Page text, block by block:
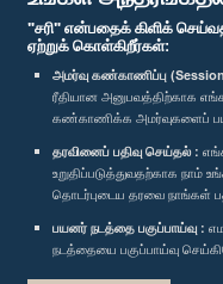
"சரி" என்பதைக் கிளிக்
ஏற்றுக் கொள்கிறீர்கள்:
அமர்வு கண்காணிப்பு
ரீதியான அனுபவத்திற்காக
கண்காணிக்க அமர்வுகளைப்
தரவினைப் பதிவு செய்தல் :
உறுதிப்படுத்துவதற்காக நாம்
தொடர்புடைய தரவை நாங்கள்
பயனர் நடத்தை பகுப்பாய்வு :
நடத்தையை பகுப்பாய்வு
எம்மை பின்தொடர்க :
விருதுகள்
தனியுரிமைக் கொள்கை